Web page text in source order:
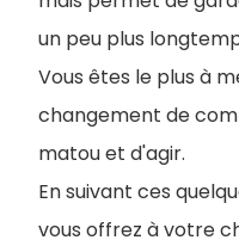
un peu plus
Vous êtes le plus à
changement de
matou et d'agir.
En suivant ces
vous offrez à votre